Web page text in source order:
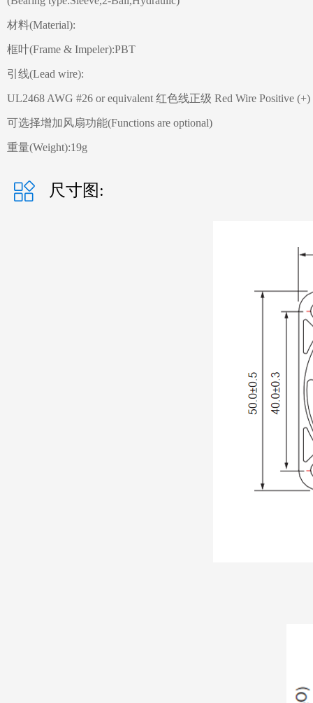
材料(Material):
框叶(Frame & Impeler):PBT
引线(Lead wire):
UL2468 AWG #26 or equivalent 红色线正级 Red Wire Positive
可选择增加风扇功能(Functions are optional)
重量(Weight):19g
尺寸图: